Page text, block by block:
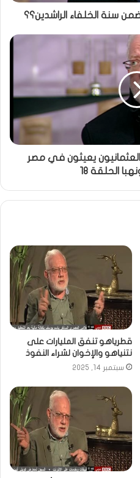
سنة الخلفاء الراشدين؟؟
يعيثون في مصر
الحلقة 18
قطرياهو تنفق المليارات على
نتنياهو والإخوان لشراء النفوذ
سبتمبر 14, 2025